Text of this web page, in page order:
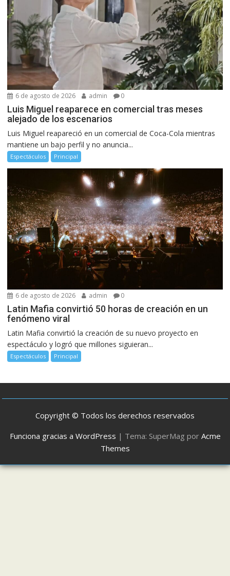
6 de agosto de 2026 admin 0
Luis Miguel reaparece en comercial tras meses
alejado de los escenarios
Luis Miguel reapareció en un comercial de Coca-Cola mientras
mantiene un bajo perfil y no anuncia...
Espectáculos Principal
6 de agosto de 2026 admin 0
Latin Mafia convirtió 50 horas de creación en un
fenómeno viral
Latin Mafia convirtió la creación de su nuevo proyecto en
espectáculo y logró que millones siguieran...
Espectáculos Principal
Copyright © Todos los derechos reservados
Funciona gracias a WordPress | Tema: SuperMag por Acme
Themes